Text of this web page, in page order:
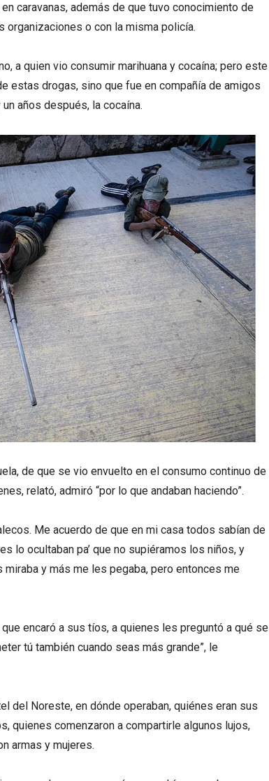
caravanas, además de que tuvo conocimiento de
organizaciones o con la misma policía.
a quien vio consumir marihuana y cocaína; pero este
estas drogas, sino que fue en compañía de amigos
años después, la cocaína.
de que se vio envuelto en el consumo continuo de
relató, admiró “por lo que andaban haciendo”.
Me acuerdo de que en mi casa todos sabían de
lo ocultaban pa’ que no supiéramos los niños, y
y más me les pegaba, pero entonces me
encaró a sus tíos, a quienes les preguntó a qué se
tú también cuando seas más grande”, le
del Noreste, en dónde operaban, quiénes eran sus
quienes comenzaron a compartirle algunos lujos,
armas y mujeres.